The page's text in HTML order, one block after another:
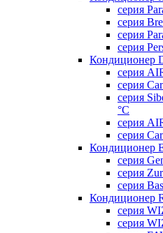
серия
серия
серия
серия
Кондиционер
серия
серия
серия
°С
серия
серия
Кондиционер
серия
серия
серия
Кондиционер
серия
серия